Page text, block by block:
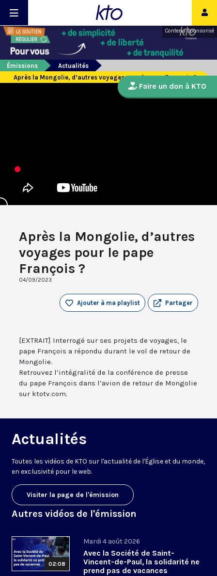
Contenu sponsorisé
Émissions
Actualités
Après la Mongolie, d’autres voyages pour le pape François ?
Après la Mongolie, d’autres
voyages pour le pape
François ?
04/09/2023
Partager
Ajouter à ma playlist
[EXTRAIT] Interrogé sur ses projets de voyages, le
pape François a répondu durant le vol de retour de
Mongolie.
Retrouvez l’intégralité de la conférence de presse
du pape François dans l’avion de retour de Mongolie
sur ktotv.com.
Actualités
Toutes les vidéos de KTO sur l'actualité de l'Église et du monde,
en exclusivité pour le web.
Visiter la page de l'émission
Autres vidéos de l'émission
02:08
Mardi 4 août 2026
Avec la Société de Saint-
Vincent-de-Paul, la solidarité ne
prend pas de vacances
Faire un don à KTO